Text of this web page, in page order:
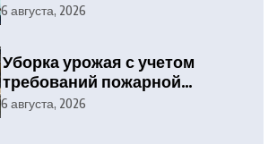
6 августа, 2026
Уборка урожая с учетом
требований пожарной
безопасности
6 августа, 2026